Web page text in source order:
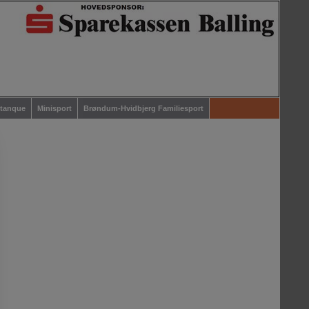
Minisport Brøndum-Hvidbjerg Familiesport